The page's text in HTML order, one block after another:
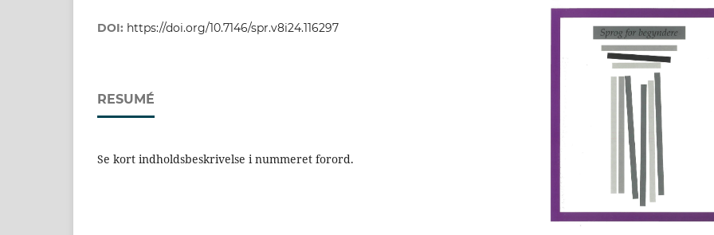
DOI: https://doi.org/10.7146/spr.v8i24.116297
RESUMÉ
Se kort indholdsbeskrivelse i nummeret forord.